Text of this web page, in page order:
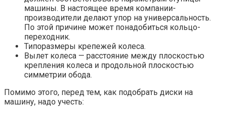
машины. В настоящее время компании-
производители делают упор на универсальность.
По этой причине может понадобиться кольцо-
переходник.
Типоразмеры крепежей колеса.
Вылет колеса — расстояние между плоскостью
крепления колеса и продольной плоскостью
симметрии обода.
Помимо этого, перед тем, как подобрать диски на
машину, надо учесть: